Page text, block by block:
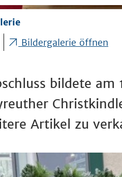
Bildergalerie öffnen
bildete
Artikel zu